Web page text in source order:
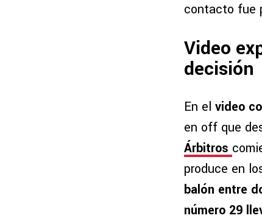
contacto fue
Video
decisión
En el video
en off que
Árbitros
produce en
balón entre
número 29